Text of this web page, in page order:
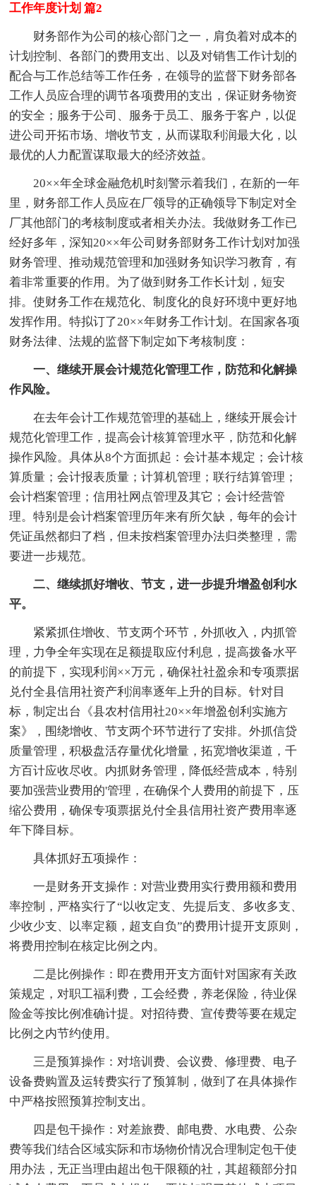
工作年度计划 篇2
财务部作为公司的核心部门之一，肩负着对成本的
计划控制、各部门的费用支出、以及对销售工作计划的
配合与工作总结等工作任务，在领导的监督下财务部各
工作人员应合理的调节各项费用的支出，保证财务物资
的安全；服务于公司、服务于员工、服务于客户，以促
进公司开拓市场、增收节支，从而谋取利润最大化，以
最优的人力配置谋取最大的经济效益。
20××年全球金融危机时刻警示着我们，在新的一年
里，财务部工作人员应在厂领导的正确领导下制定对全
厂其他部门的考核制度或者相关办法。我做财务工作已
经好多年，深知20××年公司财务部财务工作计划对加强
财务管理、推动规范管理和加强财务知识学习教育，有
着非常重要的作用。为了做到财务工作长计划，短安
排。使财务工作在规范化、制度化的良好环境中更好地
发挥作用。特拟订了20××年财务工作计划。在国家各项
财务法律、法规的监督下制定如下考核制度：
一、继续开展会计规范化管理工作，防范和化解操
作风险。
在去年会计工作规范管理的基础上，继续开展会计
规范化管理工作，提高会计核算管理水平，防范和化解
操作风险。具体从8个方面抓起：会计基本规定；会计核
算质量；会计报表质量；计算机管理；联行结算管理；
会计档案管理；信用社网点管理及其它；会计经营管
理。特别是会计档案管理历年来有所欠缺，每年的会计
凭证虽然都归了档，但未按档案管理办法归类整理，需
要进一步规范。
二、继续抓好增收、节支，进一步提升增盈创利水
平。
紧紧抓住增收、节支两个环节，外抓收入，内抓管
理，力争全年实现在足额提取应付利息，提高拨备水平
的前提下，实现利润××万元，确保社社盈余和专项票据
兑付全县信用社资产利润率逐年上升的目标。针对目
标，制定出台《县农村信用社20××年增盈创利实施方
案》，围绕增收、节支两个环节进行了安排。外抓信贷
质量管理，积极盘活存量优化增量，拓宽增收渠道，千
方百计应收尽收。内抓财务管理，降低经营成本，特别
要加强营业费用的'管理，在确保个人费用的前提下，压
缩公费用，确保专项票据兑付全县信用社资产费用率逐
年下降目标。
具体抓好五项操作：
一是财务开支操作：对营业费用实行费用额和费用
率控制，严格实行了“以收定支、先提后支、多收多支、
少收少支、以率定额，超支自负”的费用计提开支原则，
将费用控制在核定比例之内。
二是比例操作：即在费用开支方面针对国家有关政
策规定，对职工福利费，工会经费，养老保险，待业保
险金等按比例准确计提。对招待费、宣传费等要在规定
比例之内节约使用。
三是预算操作：对培训费、会议费、修理费、电子
设备费购置及运转费实行了预算制，做到了在具体操作
中严格按照预算控制支出。
四是包干操作：对差旅费、邮电费、水电费、公杂
费等我们结合区域实际和市场物价情况合理制定包干使
用办法，无正当理由超出包干限额的社，其超额部分扣